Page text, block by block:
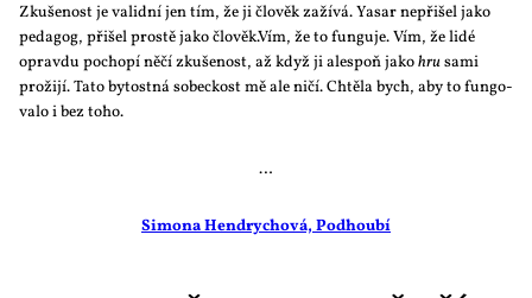
Zku­še­nost je va­lid­ní jen tím, že ji člo­věk za­ží­vá. Ya­sar ne­při­šel ja­ko
pe­da­gog, při­šel pros­tě ja­ko člověk.Vím, že to fun­gu­je. Vím, že li­dé
oprav­du po­cho­pí ně­čí zku­še­nost, až když ji ale­spoň ja­kohrusa­mi
pro­ži­jí. Ta­to by­tost­ná so­bec­kost mě ale ni­čí. Chtě­la bych, aby to fun­go­
va­lo i bez to­ho.
…
Si­mo­na Hen­drych­o­vá, Pod­hou­bí